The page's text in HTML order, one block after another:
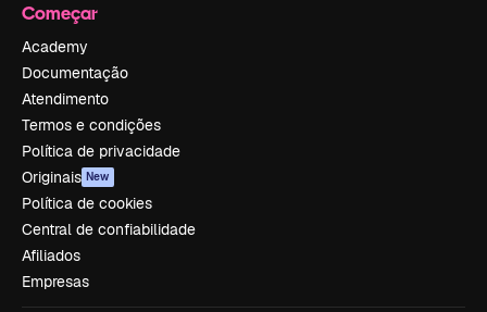
Começar
Academy
Documentação
Atendimento
Termos e condições
Política de privacidade
Originais New
Política de cookies
Central de confiabilidade
Afiliados
Empresas